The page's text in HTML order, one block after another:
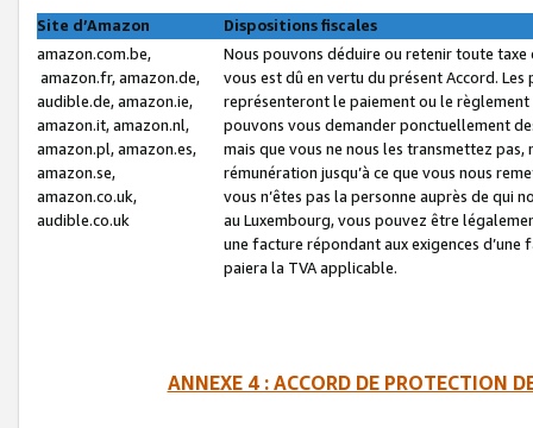
Site d’Amazon
Dispositions fiscales
amazon.com.be,
amazon.fr, amazon.de,
audible.de, amazon.ie,
amazon.it, amazon.nl,
amazon.pl, amazon.es,
amazon.se,
amazon.co.uk,
audible.co.uk
Nous pouvons déduire ou retenir toute
vous est dû en vertu du présent Accord.
représenteront le paiement ou le
pouvons vous demander ponctuellement
mais que vous ne nous les transmettez
rémunération jusqu’à ce que vous nous
vous n’êtes pas la personne auprès de qui
au Luxembourg, vous pouvez être
une facture répondant aux exigences
paiera la TVA applicable.
ANNEXE 4 : ACCORD DE PROTECTION